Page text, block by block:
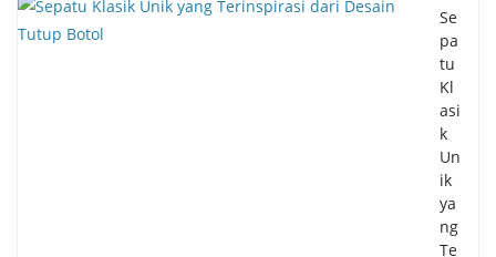
Se
pa
tu
Kl
asi
k
Un
ik
ya
ng
Te